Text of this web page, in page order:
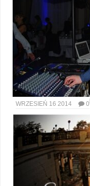
WRZESIEŃ 16 2014 0